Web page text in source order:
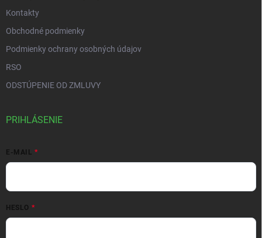
Kontakty
Obchodné podmienky
Podmienky ochrany osobných údajov
RSO
ODSTÚPENIE OD ZMLUVY
PRIHLÁSENIE
E-MAIL
HESLO